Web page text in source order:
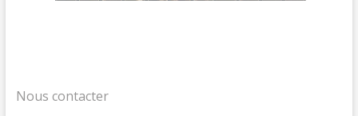
Nous contacter